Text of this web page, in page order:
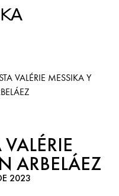
VALÉRIE MESSIKA Y
ARBELÁEZ
2023